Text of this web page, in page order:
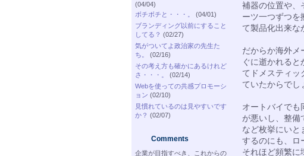
(04/04)
ボチボチと・・・。
(04/01)
ブランディング以前にすること
してる？ (02/27)
気がついてよ政治家の先生た
ち。
(02/16)
その考え方も確かにあるけれど
さ・・・。
(02/14)
Webを使っての共感プロモーシ
ョン (02/10)
見慣れているのは見やすいです
か？ (02/07)
Comments
企業が目指すべき、これからの
補器の位置や、
ーツ一つずつを
て製品化出来な
だからか海外メ
ぐに逝かれる
てドメスティッ
ていたからでし
オートバイでも
が悪いし、整備
など枚挙にいと
するのにも、ロ
それほど頻繁に